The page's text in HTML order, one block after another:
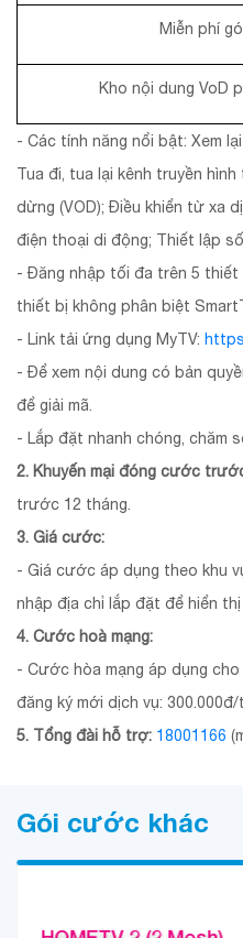
Miễn phí
Kho nội dung VoD
- Các tính năng nổi bật: Xem
Tua đi, tua lại kênh truyền
dừng (VOD); Điều khiển từ xa
điện thoại di động; Thiết lập số
- Đăng nhập tối đa trên 5
thiết bị không phân biệt
- Link tải ứng dụng MyTV:
- Để xem nội dung có bản
để giải mã.
- Lắp đặt nhanh chóng, chăm
2. Khuyến mại đóng cước
trước 12 tháng.
3. Giá cước:
- Giá cước áp dụng theo khu
nhập địa chỉ lắp đặt để hiển thị
4. Cước hoà mạng:
- Cước hòa mạng áp dụng
đăng ký mới dịch vụ:
5. Tổng đài hỗ trợ: 18001166
Gói cước khác